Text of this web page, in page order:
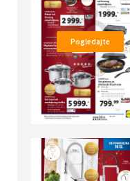
Pogledajte